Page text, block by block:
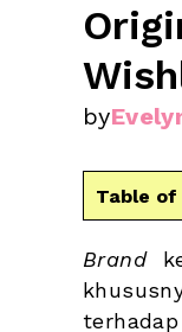
by
Table
Brand